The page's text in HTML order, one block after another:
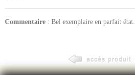
Commentaire : Bel exemplaire en parfait état.